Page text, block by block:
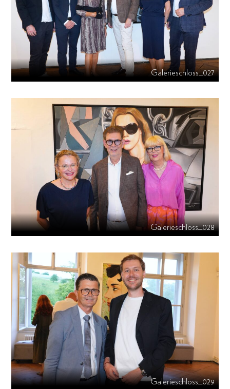
Galerieschloss_027
Galerieschloss_028
Galerieschloss_029